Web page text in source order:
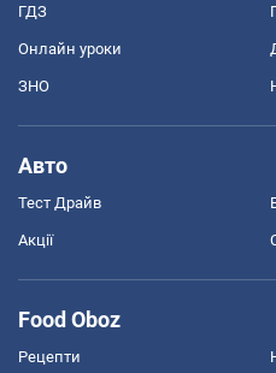
ГДЗ
Онлайн уроки
ЗНО
Авто
Тест Драйв
Акції
Food Oboz
Рецепти